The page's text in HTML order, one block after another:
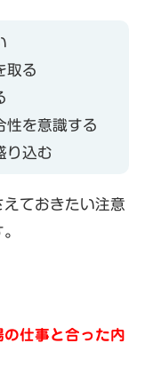
取る
性を意識する
り込む
ておきたい注意
の仕事と合った内